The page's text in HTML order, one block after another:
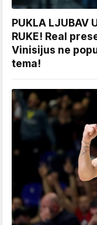
PUKLA LJUBAV
RUKE! Real
Vinisijus ne
tema!